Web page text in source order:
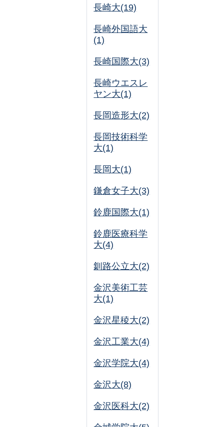
長崎大(19)
長崎外国語大
(1)
長崎国際大(3)
長崎ウエスレ
ヤン大(1)
長岡造形大(2)
長岡技術科学
大(1)
長岡大(1)
鎌倉女子大(3)
鈴鹿国際大(1)
鈴鹿医療科学
大(4)
釧路公立大(2)
金沢美術工芸
大(1)
金沢星稜大(2)
金沢工業大(4)
金沢学院大(4)
金沢大(8)
金沢医科大(2)